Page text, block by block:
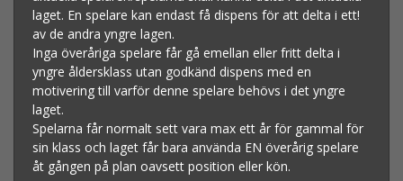
laget. En spelare kan endast få dispens för att delta i ett!
av de andra yngre lagen.
Inga överåriga spelare får gå emellan eller fritt delta i
yngre åldersklass utan godkänd dispens med en
motivering till varför denne spelare behövs i det yngre
laget.
Spelarna får normalt sett vara max ett år för gammal för
sin klass och laget får bara använda EN överårig spelare
åt gången på plan oavsett position eller kön.